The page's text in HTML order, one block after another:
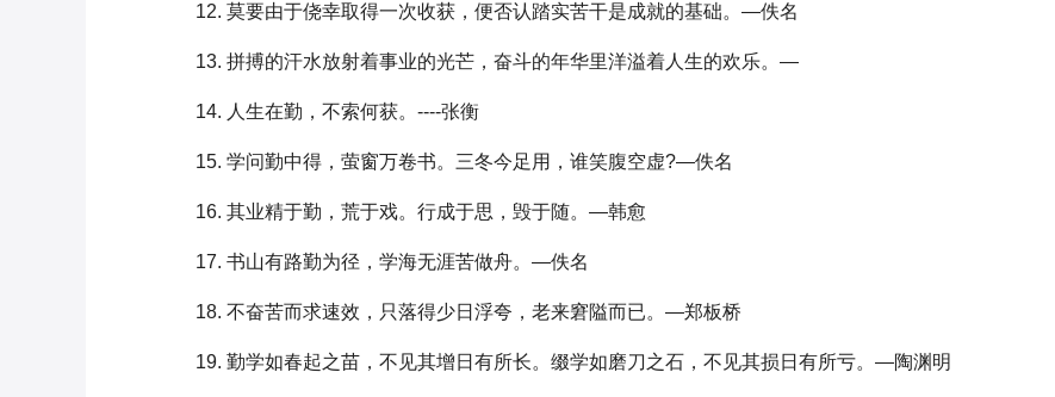
12. 莫要由于侥幸取得一次收获，便否认踏实苦干是成就的基础。—佚名
13. 拼搏的汗水放射着事业的光芒，奋斗的年华里洋溢着人生的欢乐。—
14. 人生在勤，不索何获。----张衡
15. 学问勤中得，萤窗万卷书。三冬今足用，谁笑腹空虚?—佚名
16. 其业精于勤，荒于戏。行成于思，毁于随。—韩愈
17. 书山有路勤为径，学海无涯苦做舟。—佚名
18. 不奋苦而求速效，只落得少日浮夸，老来窘隘而已。—郑板桥
19. 勤学如春起之苗，不见其增日有所长。缀学如磨刀之石，不见其损日有所亏。—陶渊明